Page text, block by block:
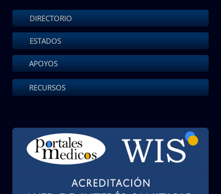
DIRECTORIO
ESTADOS
APOYOS
RECURSOS